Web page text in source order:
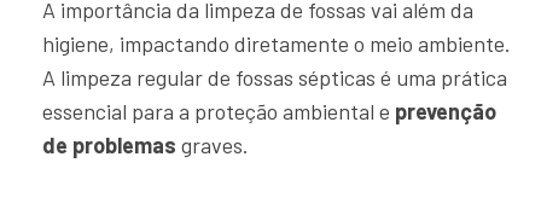
A importância da limpeza de fossas vai além da
higiene, impactando diretamente o meio ambiente.
A limpeza regular de fossas sépticas é uma prática
essencial para a proteção ambiental e prevenção
de problemas graves.